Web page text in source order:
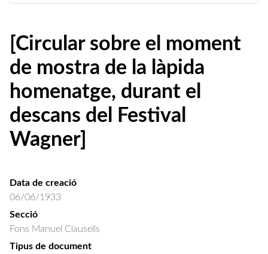
[Circular sobre el moment
de mostra de la làpida
homenatge, durant el
descans del Festival
Wagner]
Data de creació
06/06/1933
Secció
Fons Manuel Clausells
Tipus de document